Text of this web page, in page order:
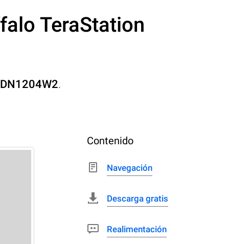
TeraStation
.
Contenido
Navegación
Descarga gratis
Realimentación